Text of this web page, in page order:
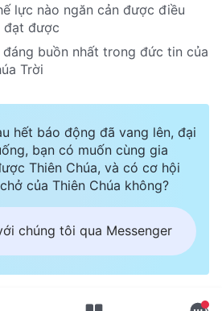
lực nào ngăn cản được điều
đạt được
buồn nhất trong đức tin của
Trời
hết báo động đã vang lên, đại
bạn có muốn cùng gia
Thiên Chúa, và có cơ hội
của Thiên Chúa không?
chúng tôi qua Messenger